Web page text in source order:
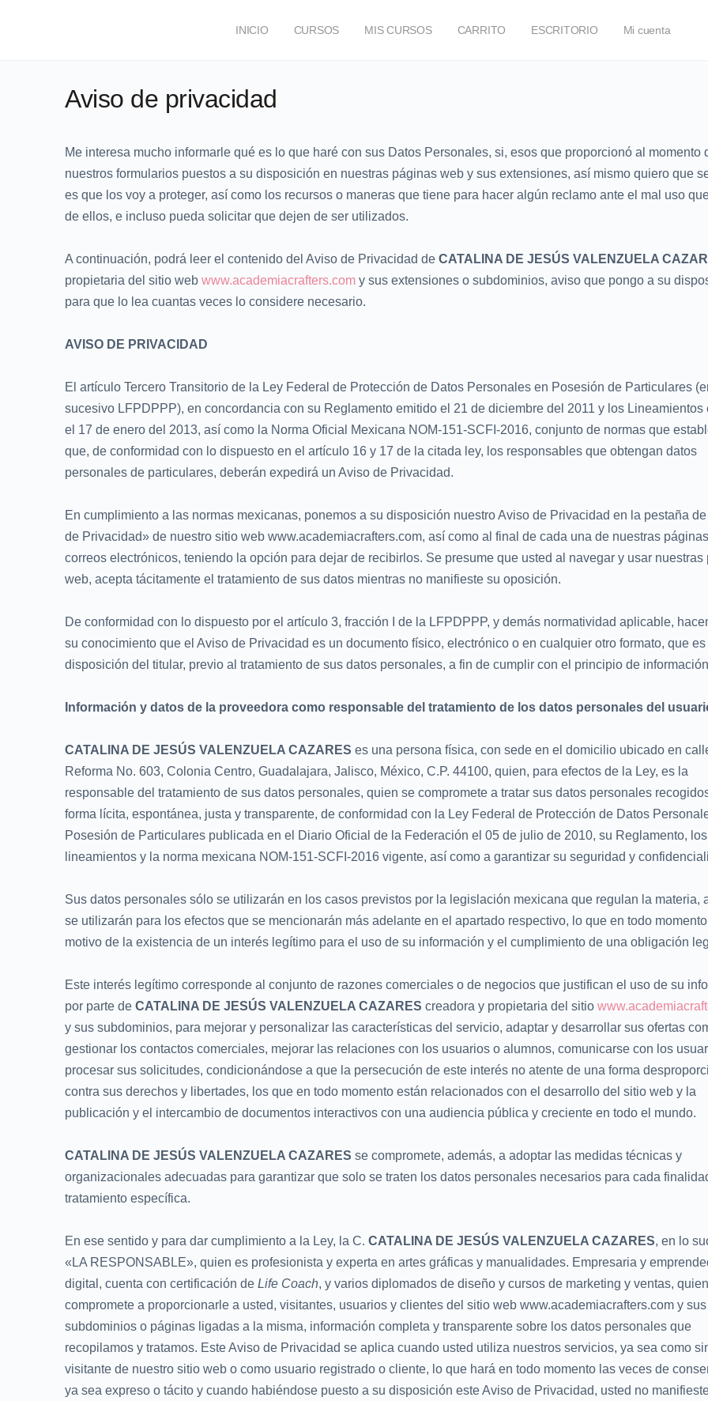
INICIO CURSOS MIS CURSOS CARRITO ESCRITORIO Mi cuenta
FOROS
Aviso de privacidad
Me interesa mucho informarle qué es lo que haré con sus Datos Personales, si, esos que proporcionó al momento
nuestros formularios puestos a su disposición en nuestras páginas web y sus extensiones, así mismo quiero que
es que los voy a proteger, así como los recursos o maneras que tiene para hacer algún reclamo ante el mal uso
de ellos, e incluso pueda solicitar que dejen de ser utilizados.
A continuación, podrá leer el contenido del Aviso de Privacidad de CATALINA DE JESÚS VALENZUELA
propietaria del sitio web www.academiacrafters.com y sus extensiones o subdominios, aviso que pongo a su
para que lo lea cuantas veces lo considere necesario.
AVISO DE PRIVACIDAD
El artículo Tercero Transitorio de la Ley Federal de Protección de Datos Personales en Posesión de Particulares
sucesivo LFPDPPP), en concordancia con su Reglamento emitido el 21 de diciembre del 2011 y los Lineamientos
el 17 de enero del 2013, así como la Norma Oficial Mexicana NOM-151-SCFI-2016, conjunto de normas que
que, de conformidad con lo dispuesto en el artículo 16 y 17 de la citada ley, los responsables que obtengan datos
personales de particulares, deberán expedirá un Aviso de Privacidad.
En cumplimiento a las normas mexicanas, ponemos a su disposición nuestro Aviso de Privacidad en la pestaña
de Privacidad» de nuestro sitio web www.academiacrafters.com, así como al final de cada una de nuestras
correos electrónicos, teniendo la opción para dejar de recibirlos. Se presume que usted al navegar y usar nuestras
web, acepta tácitamente el tratamiento de sus datos mientras no manifieste su oposición.
De conformidad con lo dispuesto por el artículo 3, fracción I de la LFPDPPP, y demás normatividad aplicable,
su conocimiento que el Aviso de Privacidad es un documento físico, electrónico o en cualquier otro formato, que
disposición del titular, previo al tratamiento de sus datos personales, a fin de cumplir con el principio de
Información y datos de la proveedora como responsable del tratamiento de los datos personales del
CATALINA DE JESÚS VALENZUELA CAZARES es una persona física, con sede en el domicilio ubicado en
Reforma No. 603, Colonia Centro, Guadalajara, Jalisco, México, C.P. 44100, quien, para efectos de la Ley, es la
responsable del tratamiento de sus datos personales, quien se compromete a tratar sus datos personales
forma lícita, espontánea, justa y transparente, de conformidad con la Ley Federal de Protección de Datos
Posesión de Particulares publicada en el Diario Oficial de la Federación el 05 de julio de 2010, su Reglamento, los
lineamientos y la norma mexicana NOM-151-SCFI-2016 vigente, así como a garantizar su seguridad y
Sus datos personales sólo se utilizarán en los casos previstos por la legislación mexicana que regulan la materia,
se utilizarán para los efectos que se mencionarán más adelante en el apartado respectivo, lo que en todo
motivo de la existencia de un interés legítimo para el uso de su información y el cumplimiento de una obligación
Este interés legítimo corresponde al conjunto de razones comerciales o de negocios que justifican el uso de su
por parte de CATALINA DE JESÚS VALENZUELA CAZARES creadora y propietaria del sitio
y sus subdominios, para mejorar y personalizar las características del servicio, adaptar y desarrollar sus ofertas
gestionar los contactos comerciales, mejorar las relaciones con los usuarios o alumnos, comunicarse con los
procesar sus solicitudes, condicionándose a que la persecución de este interés no atente de una forma
contra sus derechos y libertades, los que en todo momento están relacionados con el desarrollo del sitio web y la
publicación y el intercambio de documentos interactivos con una audiencia pública y creciente en todo el mundo.
CATALINA DE JESÚS VALENZUELA CAZARES se compromete, además, a adoptar las medidas técnicas y
organizacionales adecuadas para garantizar que solo se traten los datos personales necesarios para cada
tratamiento específica.
En ese sentido y para dar cumplimiento a la Ley, la C. CATALINA DE JESÚS VALENZUELA CAZARES, en lo
«LA RESPONSABLE», quien es profesionista y experta en artes gráficas y manualidades. Empresaria y
digital, cuenta con certificación de Life Coach, y varios diplomados de diseño y cursos de marketing y ventas,
compromete a proporcionarle a usted, visitantes, usuarios y clientes del sitio web www.academiacrafters.com y
subdominios o páginas ligadas a la misma, información completa y transparente sobre los datos personales que
recopilamos y tratamos. Este Aviso de Privacidad se aplica cuando usted utiliza nuestros servicios, ya sea como
visitante de nuestro sitio web o como usuario registrado o cliente, lo que hará en todo momento las veces de
ya sea expreso o tácito y cuando habiéndose puesto a su disposición este Aviso de Privacidad, usted no